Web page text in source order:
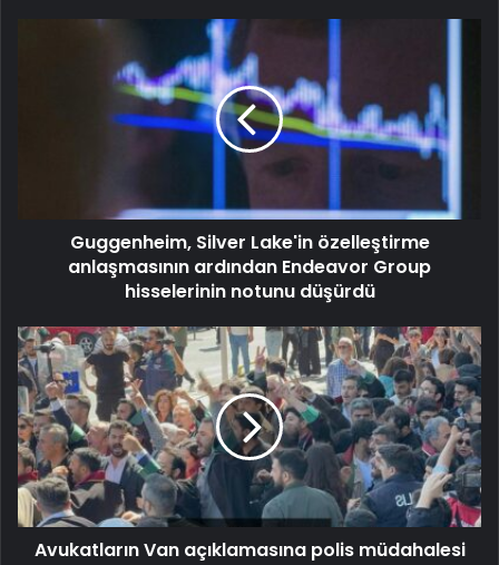
Guggenheim, Silver Lake'in özelleştirme
anlaşmasının ardından Endeavor Group
hisselerinin notunu düşürdü
Avukatların Van açıklamasına polis müdahalesi